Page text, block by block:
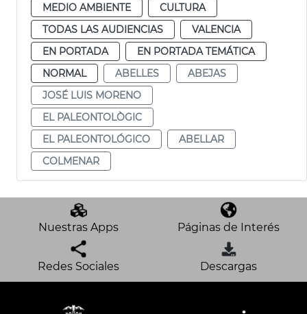
MEDIO AMBIENTE
CULTURA
TODAS LAS AUDIENCIAS
VALENCIA
EN PORTADA
EN PORTADA TEMÁTICA
NORMAL
ABELLES
ABEJAS
JOSÉ LUIS MORENO
EL PALEONTOLÒGIC
EL PALEONTOLÓGICO
ABELLAR
COLMENAR
Nuestras Apps Páginas de Interés
Redes Sociales Descargas